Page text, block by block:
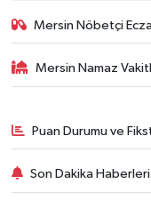
Mersin Nöbetçi
Mersin Namaz
Puan Durumu ve
Son Dakika Haberleri